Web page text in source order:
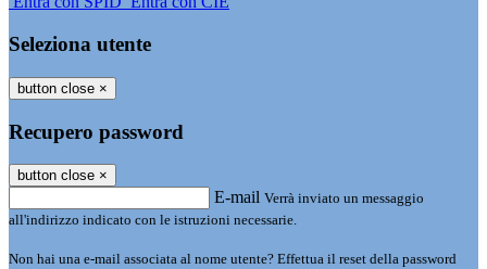
Seleziona utente
button close ×
Recupero password
button close ×
E-mail Verrà inviato un messaggio
all'indirizzo indicato con le istruzioni necessarie.
Non hai una e-mail associata al nome utente? Effettua il reset della password